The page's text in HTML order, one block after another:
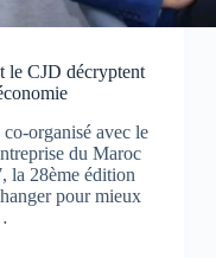
le CJD décryptent
organisé avec le
du Maroc
la 28ème édition
pour mieux